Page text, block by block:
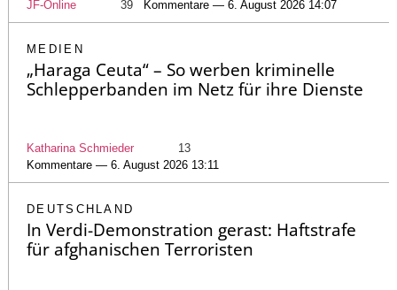
JF-Online 39 Kommentare — 6. August 2026 14:07
MEDIEN
„Haraga Ceuta“ – So werben kriminelle
Schlepperbanden im Netz für ihre Dienste
Katharina Schmieder
13
Kommentare — 6. August 2026 13:11
DEUTSCHLAND
In Verdi-Demonstration gerast: Haftstrafe
für afghanischen Terroristen